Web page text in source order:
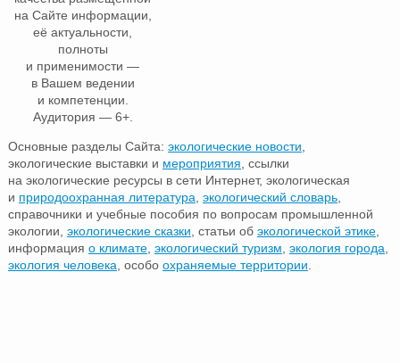
на Сайте информации,
её актуальности,
полноты
и применимости —
в Вашем ведении
и компетенции.
Аудитория — 6+.
Основные разделы Сайта: экологические новости,
экологические выставки и мероприятия, ссылки
на экологические ресурсы в сети Интернет, экологическая
и природоохранная литература, экологический словарь,
справочники и учебные пособия по вопросам промышленной
экологии, экологические сказки, статьи об экологической этике,
информация о климате, экологический туризм, экология города,
экология человека, особо охраняемые территории.